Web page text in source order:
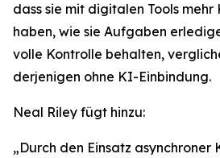
dass sie mit digitalen Tools
haben, wie sie Aufgaben
volle Kontrolle behalten,
derjenigen ohne KI-Einbindung.
Neal Riley fügt hinzu:
„Durch den Einsatz asynchroner